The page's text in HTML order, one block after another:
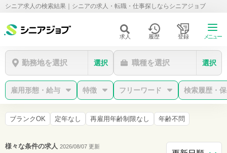
シニア求人の検索結果｜シニアの求人・転職・仕事探しならシニアジョブ
求人 履歴 登録 メニュー
勤務地を選択 選択 職種を選択 選択
雇用形態・給与 特徴 フリーワード 検索履歴・
ブランクOK 定年なし 再雇用年齢制限なし 年齢不問
様々な条件の求人 2026/08/07 更新